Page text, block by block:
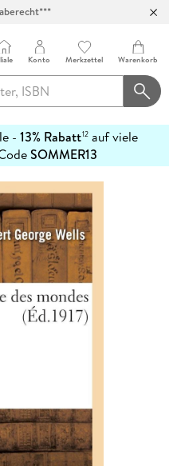
Konto Merkzettel Warenkorb
- 13% Rabatt12 auf viele
SOMMER13